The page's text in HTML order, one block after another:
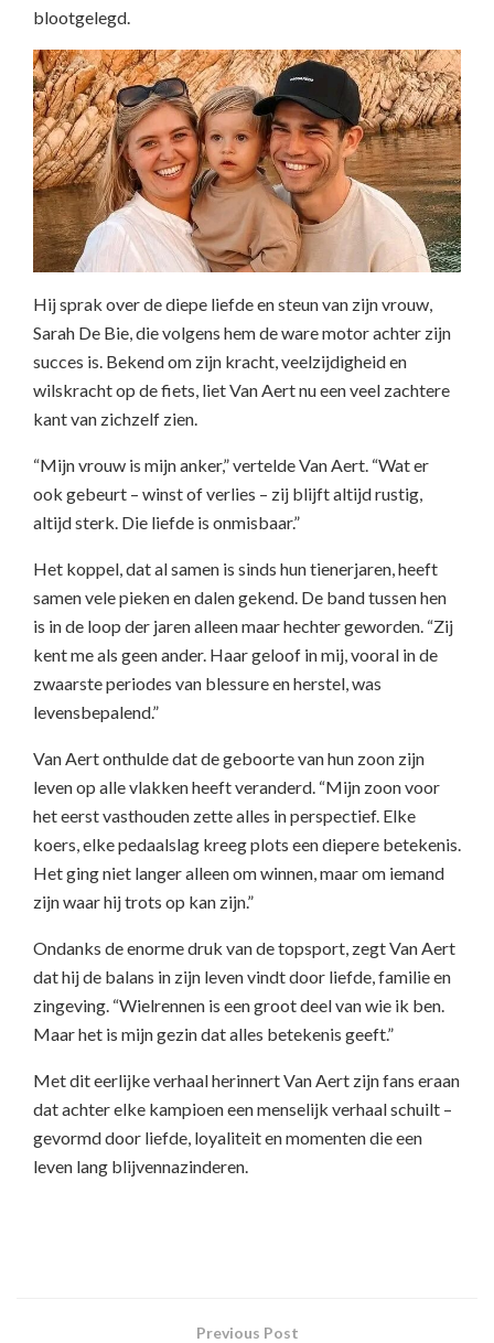
blootgelegd.
Hij sprak over de diepe liefde en steun van zijn vrouw,
Sarah De Bie, die volgens hem de ware motor achter zijn
succes is. Bekend om zijn kracht, veelzijdigheid en
wilskracht op de fiets, liet Van Aert nu een veel zachtere
kant van zichzelf zien.
“Mijn vrouw is mijn anker,” vertelde Van Aert. “Wat er
ook gebeurt – winst of verlies – zij blijft altijd rustig,
altijd sterk. Die liefde is onmisbaar.”
Het koppel, dat al samen is sinds hun tienerjaren, heeft
samen vele pieken en dalen gekend. De band tussen hen
is in de loop der jaren alleen maar hechter geworden. “Zij
kent me als geen ander. Haar geloof in mij, vooral in de
zwaarste periodes van blessure en herstel, was
levensbepalend.”
Van Aert onthulde dat de geboorte van hun zoon zijn
leven op alle vlakken heeft veranderd. “Mijn zoon voor
het eerst vasthouden zette alles in perspectief. Elke
koers, elke pedaalslag kreeg plots een diepere betekenis.
Het ging niet langer alleen om winnen, maar om iemand
zijn waar hij trots op kan zijn.”
Ondanks de enorme druk van de topsport, zegt Van Aert
dat hij de balans in zijn leven vindt door liefde, familie en
zingeving. “Wielrennen is een groot deel van wie ik ben.
Maar het is mijn gezin dat alles betekenis geeft.”
Met dit eerlijke verhaal herinnert Van Aert zijn fans eraan
dat achter elke kampioen een menselijk verhaal schuilt –
gevormd door liefde, loyaliteit en momenten die een
leven lang blijvennazinderen.
Previous Post